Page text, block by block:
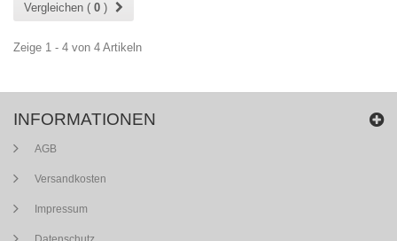
Vergleichen ( 0 )
Zeige 1 - 4 von 4 Artikeln
INFORMATIONEN
AGB
Versandkosten
Impressum